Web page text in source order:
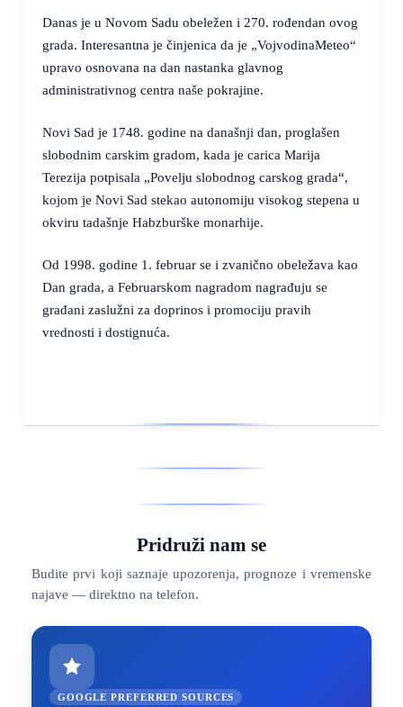
Danas je u Novom Sadu obeležen i 270. rođendan ovog
grada. Interesantna je činjenica da je „VojvodinaMeteo“
upravo osnovana na dan nastanka glavnog
administrativnog centra naše pokrajine.
Novi Sad je 1748. godine na današnji dan, proglašen
slobodnim carskim gradom, kada je carica Marija
Terezija potpisala „Povelju slobodnog carskog grada“,
kojom je Novi Sad stekao autonomiju visokog stepena u
okviru tadašnje Habzburške monarhije.
Od 1998. godine 1. februar se i zvanično obeležava kao
Dan grada, a Februarskom nagradom nagrađuju se
građani zaslužni za doprinos i promociju pravih
vrednosti i dostignuća.
Pridruži nam se
Budite prvi koji saznaje upozorenja, prognoze i vremenske
najave — direktno na telefon.
GOOGLE PREFERRED SOURCES